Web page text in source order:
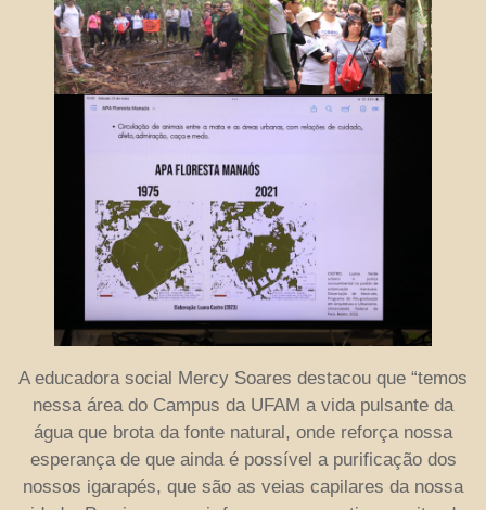
A educadora social Mercy Soares destacou que “temos
nessa área do Campus da UFAM a vida pulsante da
água que brota da fonte natural, onde reforça nossa
esperança de que ainda é possível a purificação dos
nossos igarapés, que são as veias capilares da nossa